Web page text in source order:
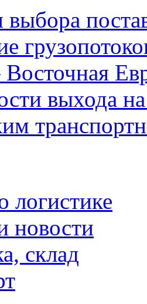
выбора
выхода
логистике
новости
склад